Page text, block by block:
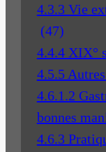
4.3.3 Vie
(47)
4.4.4 XIX°
4.5.5
4.6.1.2
bonnes
4.6.3